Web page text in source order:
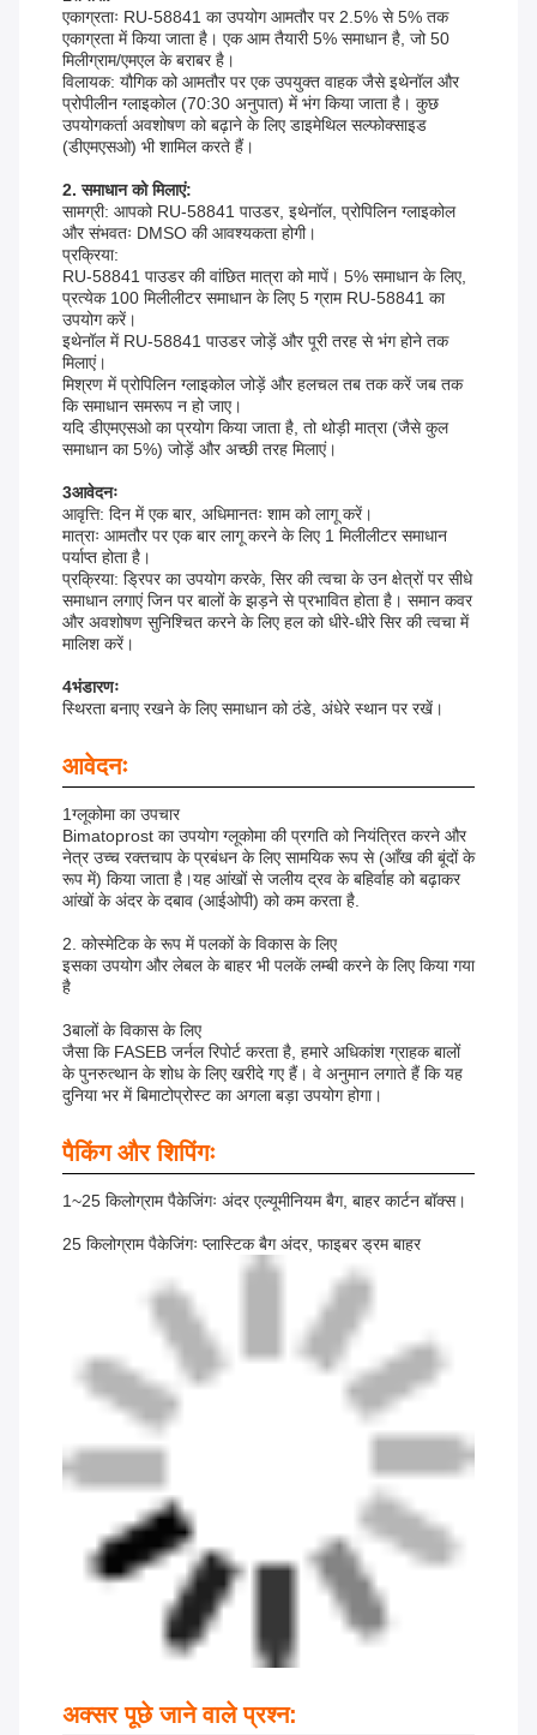
एकाग्रताः RU-58841 का उपयोग आमतौर पर 2.5% से 5% तक
एकाग्रता में किया जाता है। एक आम तैयारी 5% समाधान है, जो 50
मिलीग्राम/एमएल के बराबर है।
विलायक: यौगिक को आमतौर पर एक उपयुक्त वाहक जैसे इथेनॉल और
प्रोपीलीन ग्लाइकोल (70:30 अनुपात) में भंग किया जाता है। कुछ
उपयोगकर्ता अवशोषण को बढ़ाने के लिए डाइमेथिल सल्फोक्साइड
(डीएमएसओ) भी शामिल करते हैं।
2. समाधान को मिलाएं:
सामग्री: आपको RU-58841 पाउडर, इथेनॉल, प्रोपिलिन ग्लाइकोल
और संभवतः DMSO की आवश्यकता होगी।
प्रक्रिया:
RU-58841 पाउडर की वांछित मात्रा को मापें। 5% समाधान के लिए,
प्रत्येक 100 मिलीलीटर समाधान के लिए 5 ग्राम RU-58841 का
उपयोग करें।
इथेनॉल में RU-58841 पाउडर जोड़ें और पूरी तरह से भंग होने तक
मिलाएं।
मिश्रण में प्रोपिलिन ग्लाइकोल जोड़ें और हलचल तब तक करें जब तक
कि समाधान समरूप न हो जाए।
यदि डीएमएसओ का प्रयोग किया जाता है, तो थोड़ी मात्रा (जैसे कुल
समाधान का 5%) जोड़ें और अच्छी तरह मिलाएं।
3आवेदनः
आवृत्ति: दिन में एक बार, अधिमानतः शाम को लागू करें।
मात्राः आमतौर पर एक बार लागू करने के लिए 1 मिलीलीटर समाधान
पर्याप्त होता है।
प्रक्रिया: ड्रिपर का उपयोग करके, सिर की त्वचा के उन क्षेत्रों पर सीधे
समाधान लगाएं जिन पर बालों के झड़ने से प्रभावित होता है। समान कवर
और अवशोषण सुनिश्चित करने के लिए हल को धीरे-धीरे सिर की त्वचा में
मालिश करें।
4भंडारणः
स्थिरता बनाए रखने के लिए समाधान को ठंडे, अंधेरे स्थान पर रखें।
आवेदनः
1ग्लूकोमा का उपचार
Bimatoprost का उपयोग ग्लूकोमा की प्रगति को नियंत्रित करने और
नेत्र उच्च रक्तचाप के प्रबंधन के लिए सामयिक रूप से (आँख की बूंदों के
रूप में) किया जाता है।यह आंखों से जलीय द्रव के बहिर्वाह को बढ़ाकर
आंखों के अंदर के दबाव (आईओपी) को कम करता है.
2. कोस्मेटिक के रूप में पलकों के विकास के लिए
इसका उपयोग और लेबल के बाहर भी पलकें लम्बी करने के लिए किया गया
है
3बालों के विकास के लिए
जैसा कि FASEB जर्नल रिपोर्ट करता है, हमारे अधिकांश ग्राहक बालों
के पुनरुत्थान के शोध के लिए खरीदे गए हैं। वे अनुमान लगाते हैं कि यह
दुनिया भर में बिमाटोप्रोस्ट का अगला बड़ा उपयोग होगा।
पैकिंग और शिपिंगः
1~25 किलोग्राम पैकेजिंगः अंदर एल्यूमीनियम बैग, बाहर कार्टन बॉक्स।
25 किलोग्राम पैकेजिंगः प्लास्टिक बैग अंदर, फाइबर ड्रम बाहर
अक्सर पूछे जाने वाले प्रश्न: